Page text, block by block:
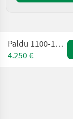
Paldu 1100-19Z (M6622)
4.250 €